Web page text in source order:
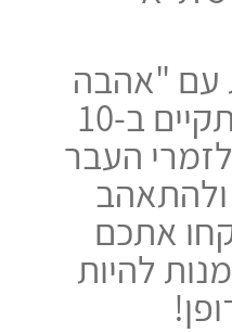
עם "אהבה
מעבר לשחקים" - מחזה מרגש שיתקיים ב-10
העבר
ולהתאהב
אתכם
להיות